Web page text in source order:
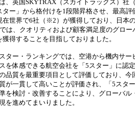
、英国SKYTRAX（スカイトラックス）社
ター」から格付けを1段階昇格させ、最高
在世界で6社（※2）が獲得しており、日本
は、クオリティおよび顧客満足度のグロ
得することを目指しておりました。
ター・ランキングでは、空港から機内サ
を体感できる航空会社を「5スター」に認
品質を最重要項目として評価しており、
が一貫して高いことが評価され、「5スタ
を検討・改善することにより、グローバ
を進めてまいりました。